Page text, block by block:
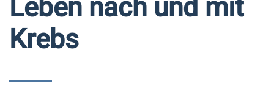
Leben nach und mit
Krebs